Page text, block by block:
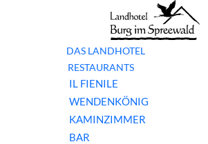
DAS LANDHOTEL
RESTAURANTS
IL FIENILE
WENDENKÖNIG
KAMINZIMMER
BAR